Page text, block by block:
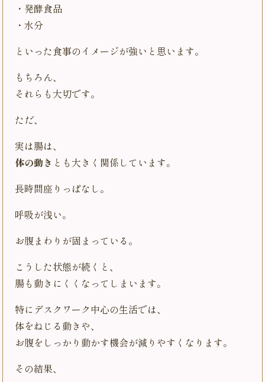
・発酵食品
・水分
といった食事のイメージが強いと思います。
もちろん、
それらも大切です。
ただ、
実は腸は、
体の動き とも大きく関係しています。
長時間座りっぱなし。
呼吸が浅い。
お腹まわりが固まっている。
こうした状態が続くと、
腸も動きにくくなってしまいます。
特にデスクワーク中心の生活では、
体をねじる動きや、
お腹をしっかり動かす機会が減りやすくなります。
その結果、